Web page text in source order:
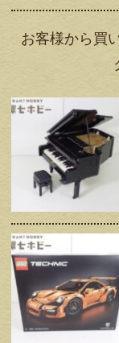
お客様から買